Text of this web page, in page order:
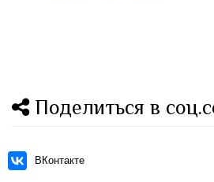
Поделиться в
ВКонтакте